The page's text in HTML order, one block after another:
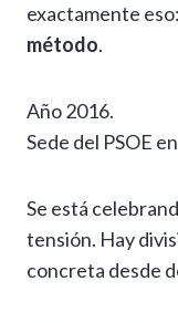
exactamente eso:
método.
Año 2016.
Sede del PSOE
Se está
tensión. Hay
concreta desde